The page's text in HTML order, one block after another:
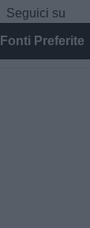
Seguici su
Fonti Preferite